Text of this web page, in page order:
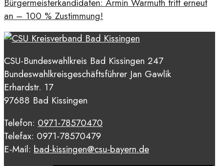
Bürgermeisterkandidaten: Armin Warmuth tritt erneut
an – 100 % Zustimmung!
CSU-Bundeswahlkreis Bad Kissingen 247
Bundeswahlkreisgeschäftsführer Jan Gawlik
Erhardstr. 17
97688 Bad Kissingen
Telefon: 0971-78570470
Telefax: 0971-78570479
E-Mail: bad-kissingen@csu-bayern.de